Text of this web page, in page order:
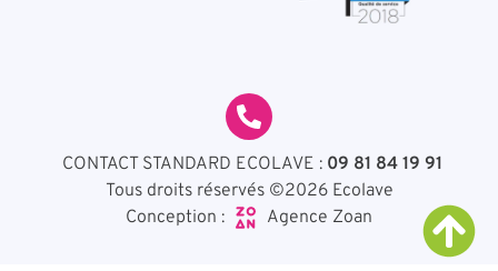
CONTACT STANDARD ECOLAVE : 09 81 84 19 91
Tous droits réservés ©2026 Ecolave
Agence Zoan